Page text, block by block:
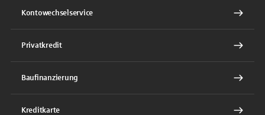
Kontowechselservice
Privatkredit
Baufinanzierung
Kreditkarte